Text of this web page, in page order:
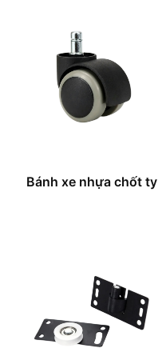
Bánh xe nhựa chốt ty